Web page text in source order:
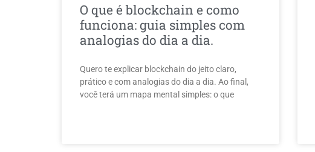
O que é blockchain e como
funciona: guia simples com
analogias do dia a dia.
Quero te explicar blockchain do jeito claro,
prático e com analogias do dia a dia. Ao final,
você terá um mapa mental simples: o que